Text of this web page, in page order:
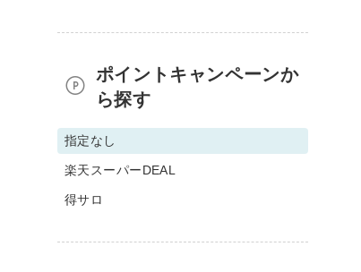
ポイントキャンペーンか
ら探す
指定なし
楽天スーパーDEAL
得サロ